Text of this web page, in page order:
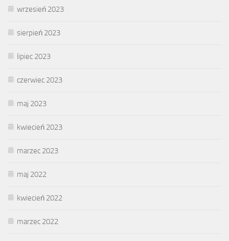
wrzesień 2023
sierpień 2023
lipiec 2023
czerwiec 2023
maj 2023
kwiecień 2023
marzec 2023
maj 2022
kwiecień 2022
marzec 2022